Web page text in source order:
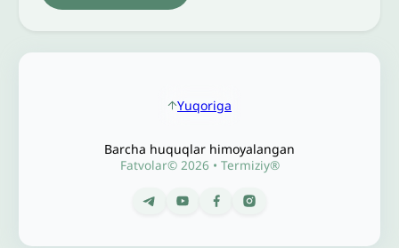
Yuqoriga
Barcha huquqlar himoyalangan
Fatvolar© 2026 • Termiziy®